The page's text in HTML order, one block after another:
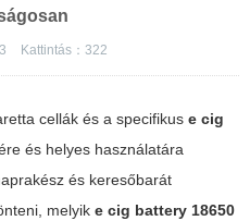
Kattintás： 322
cellák és a specifikus e cig
és helyes használatára
és keresőbarát
melyik e cig battery 18650